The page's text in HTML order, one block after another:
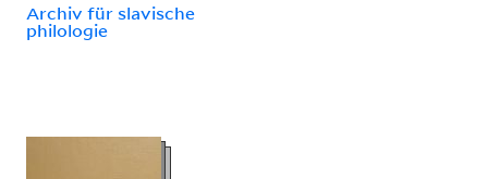
Archiv für slavische
philologie